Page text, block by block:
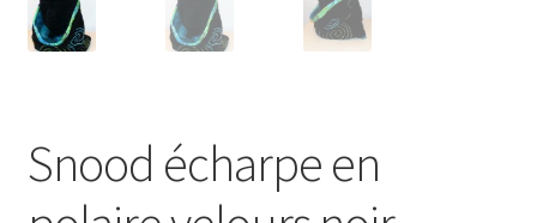
Snood écharpe en